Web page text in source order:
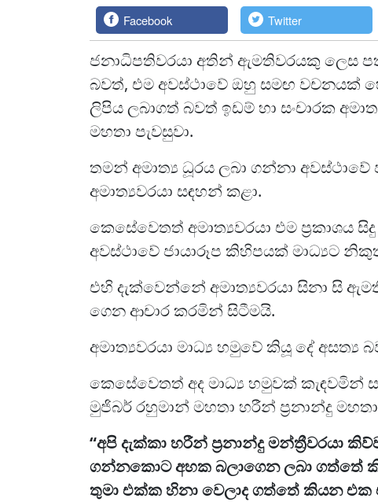
Facebook Twitter
ජනාධිපතිවරයා අතින් ඇමතිවරයකු ලෙස
බවත්, එම අවස්ථාවේ ඔහු සමඟ වචනයක්
ලිපිය ලබාගත් බවත් ඉඩම් හා සංචාරක
මහතා පැවසුවා.
තමන් අමාත්‍ය ධූරය ලබා ගන්නා
අමාත්‍යවරයා සඳහන් කළා.
කෙසේවෙතත් අමාත්‍යවරයා එම ප්‍රකාශය
අවස්ථාවේ ජායාරූප කිහිපයක් මාධ්‍යට
එහි දැක්වෙන්නේ අමාත්‍යවරයා සිනා සි
ගෙන ආචාර කරමින් සිටීමයි.
අමාත්‍යවරයා මාධ්‍ය හමුවේ කියූ දේ අසත්‍ය
කෙසේවෙතත් අද මාධ්‍ය හමුවක් කැඳවමින්
මුජිබර් රහුමාන් මහතා හරීන් ප්‍රනාන්දු
“අපි දැක්කා හරීන් ප්‍රනාන්දු මන්ත්‍රීවරයා
ගන්නකොට අහක බලාගෙන ලබා ගත්තේ
තුමා එක්ක හිනා වෙලාද ගත්තේ කියන එක